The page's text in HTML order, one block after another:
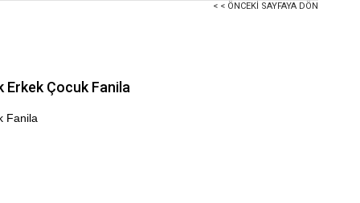
< < ÖNCEKI SAYFAYA DÖN
Erkek Çocuk Fanila
Fanila